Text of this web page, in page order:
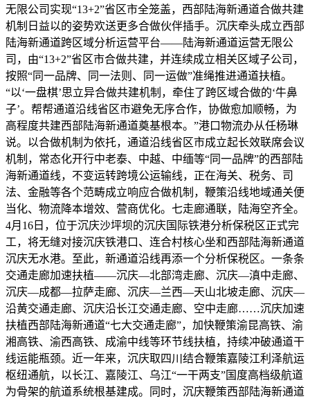
无限公司实现“13+2”省区市全笼盖，西部陆海新通道合做共建
机制日益以的姿势欢送更多合做伙伴插手。沉庆牵头成立西部
陆海新通道跨区域分析运营平台——陆海新通道运营无限公
司，由“13+2”省区市合做共建，并连续成立相关区域子公司，
按照“同一品牌、同一法则、同一运做”准绳推进通道扶植。
“以‘一盘棋’思立异合做共建机制，牵住了跨区域合做的‘牛鼻
子’。帮帮通道沿线省区市避免无序合作，协做愈加顺畅，为
高程度共建西部陆海新通道奠基根本。”港口物流办从任杨琳
说。以合做机制为依托，通道沿线省区市成立起长效联席会议
机制，常态化开行中老泰、中越、中缅等“同一品牌”的西部陆
海新通道线，不变运转跨境公运输线，正在海关、税务、司
法、金融等各个范畴成立响应合做机制，鞭策沿线地域通关便
当化、物流降本增效、营商优化。七走廊通联，陆海空齐全。
4月16日，位于沉庆沙坪坝的沉庆国际铁港分析保税区正式完
工，将无缝对接沉庆铁港口、连合村核心坐和西部陆海新通道
沉庆无水港。至此，新通道沿线再添一个分析保税区。一条条
交通走廊加速扶植——沉庆—北部湾走廊、沉庆—滇中走廊、
沉庆—成都—拉萨走廊、沉庆—兰西—天山北坡走廊、沉庆—
沿黄交通走廊、沉庆沿长江交通走廊、空中走廊……沉庆加速
扶植西部陆海新通道“七大交通走廊”，加快鞭策渝昆高铁、渝
湘高铁、渝西高铁、成渝中线等环节线扶植，持续冲破通道干
线运能瓶颈。近一年来，沉庆取四川结合鞭策嘉陵江利泽航运
枢纽通航，以长江、嘉陵江、乌江“一干两支”国度高档级航道
为骨架的航道系统根基建成。同时，沉庆鞭策西部陆海新通道